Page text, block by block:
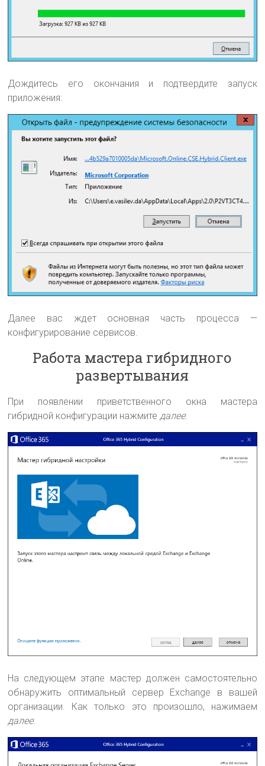
Дождитесь его окончания и подтвердите запуск
приложения:
Далее вас ждет основная часть процесса —
конфигурирование сервисов.
Работа мастера гибридного
развертывания
При появлении приветственного окна мастера
гибридной конфигурации нажмите далее:
На следующем этапе мастер должен самостоятельно
обнаружить оптимальный сервер Exchange в вашей
организации. Как только это произошло, нажимаем
далее: